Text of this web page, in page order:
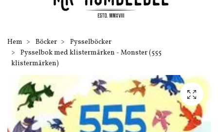
Hem Böcker
Pysselböcker
Pysselbok med klistermärken - Monster (555
klistermärken)